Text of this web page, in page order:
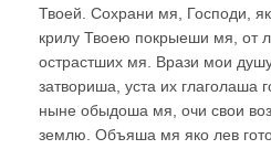
Твоей. Сохрани мя, Господи,
крилу Твоeю покрыеши мя, от
острастших мя. Врази мои
затвориша, уста их
ныне обыдоша мя, oчи свои
землю. Объяша мя яко лев